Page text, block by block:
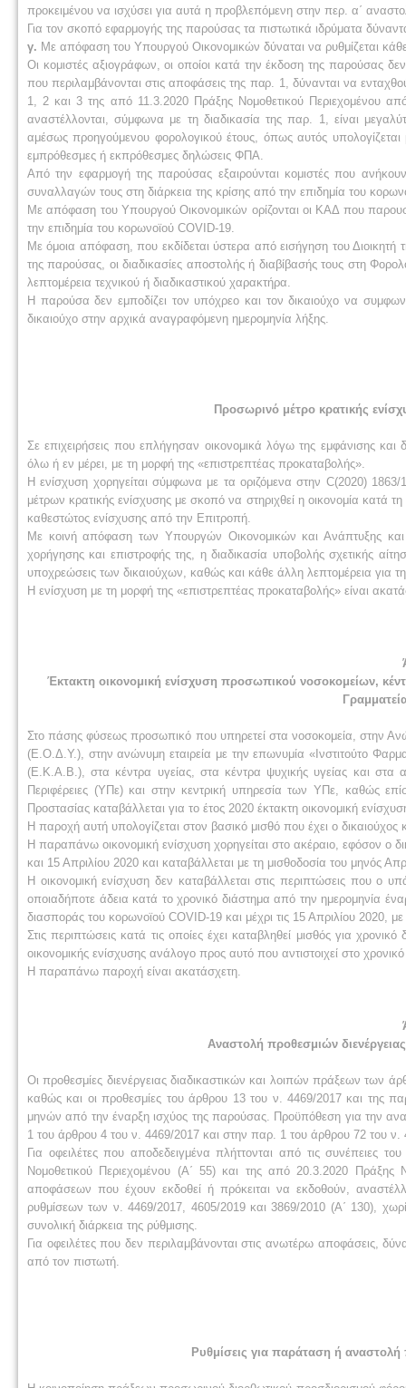
προκειμένου να ισχύσει για αυτά η προβλεπόμενη στην περ. α΄
Για τον σκοπό εφαρμογής της παρούσας τα πιστωτικά ιδρύματα
γ. Με απόφαση του Υπουργού Οικονομικών δύναται να ρυθμίζεται
Οι κομιστές αξιογράφων, οι οποίοι κατά την έκδοση της παρούσας
που περιλαμβάνονται στις αποφάσεις της παρ. 1, δύνανται να
1, 2 και 3 της από 11.3.2020 Πράξης Νομοθετικού Περιεχομένου
αναστέλλονται, σύμφωνα με τη διαδικασία της παρ. 1, είναι
αμέσως προηγούμενου φορολογικού έτους, όπως αυτός υπολογίζεται
εμπρόθεσμες ή εκπρόθεσμες δηλώσεις ΦΠΑ.
Από την εφαρμογή της παρούσας εξαιρούνται κομιστές που
συναλλαγών τους στη διάρκεια της κρίσης από την επιδημία του
Με απόφαση του Υπουργού Οικονομικών ορίζονται οι ΚΑΔ που
την επιδημία του κορωνοϊού COVID-19.
Με όμοια απόφαση, που εκδίδεται ύστερα από εισήγηση του Διοικητή
της παρούσας, οι διαδικασίες αποστολής ή διαβίβασής τους στη
λεπτομέρεια τεχνικού ή διαδικαστικού χαρακτήρα.
Η παρούσα δεν εμποδίζει τον υπόχρεο και τον δικαιούχο να
δικαιούχο στην αρχικά αναγραφόμενη ημερομηνία λήξης.
Προσωρινό μέτρο κρατικής
Σε επιχειρήσεις που επλήγησαν οικονομικά λόγω της εμφάνισης
όλω ή εν μέρει, με τη μορφή της «επιστρεπτέας προκαταβολής».
Η ενίσχυση χορηγείται σύμφωνα με τα οριζόμενα στην C(2020)
μέτρων κρατικής ενίσχυσης με σκοπό να στηριχθεί η οικονομία κατά
καθεστώτος ενίσχυσης από την Επιτροπή.
Με κοινή απόφαση των Υπουργών Οικονομικών και Ανάπτυξης και
χορήγησης και επιστροφής της, η διαδικασία υποβολής σχετικής
υποχρεώσεις των δικαιούχων, καθώς και κάθε άλλη λεπτομέρεια για
Η ενίσχυση με τη μορφή της «επιστρεπτέας προκαταβολής» είναι
Έκτακτη οικονομική ενίσχυση προσωπικού νοσοκομείων,
Στο πάσης φύσεως προσωπικό που υπηρετεί στα νοσοκομεία, στην
(Ε.Ο.Δ.Υ.), στην ανώνυμη εταιρεία με την επωνυμία «Ινστιτούτο
(Ε.Κ.Α.Β.), στα κέντρα υγείας, στα κέντρα ψυχικής υγείας και στα
Περιφέρειες (ΥΠε) και στην κεντρική υπηρεσία των ΥΠε, καθώς
Προστασίας καταβάλλεται για το έτος 2020 έκτακτη οικονομική
Η παροχή αυτή υπολογίζεται στον βασικό μισθό που έχει ο
Η παραπάνω οικονομική ενίσχυση χορηγείται στο ακέραιο, εφόσον ο
και 15 Απριλίου 2020 και καταβάλλεται με τη μισθοδοσία του μηνός
Η οικονομική ενίσχυση δεν καταβάλλεται στις περιπτώσεις που ο
οποιαδήποτε άδεια κατά το χρονικό διάστημα από την ημερομηνία
διασποράς του κορωνοϊού COVID-19 και μέχρι τις 15 Απριλίου 2020,
Στις περιπτώσεις κατά τις οποίες έχει καταβληθεί μισθός για
οικονομικής ενίσχυσης ανάλογο προς αυτό που αντιστοιχεί στο
Η παραπάνω παροχή είναι ακατάσχετη.
Αναστολή προθεσμιών
Οι προθεσμίες διενέργειας διαδικαστικών και λοιπών πράξεων
καθώς και οι προθεσμίες του άρθρου 13 του ν. 4469/2017 και της
μηνών από την έναρξη ισχύος της παρούσας. Προϋπόθεση για την
1 του άρθρου 4 του ν. 4469/2017 και στην παρ. 1 του άρθρου 72 του ν.
Για οφειλέτες που αποδεδειγμένα πλήττονται από τις συνέπειες
Νομοθετικού Περιεχομένου (Α΄ 55) και της από 20.3.2020 Πράξης
αποφάσεων που έχουν εκδοθεί ή πρόκειται να εκδοθούν,
ρυθμίσεων των ν. 4469/2017, 4605/2019 και 3869/2010 (Α΄ 130),
συνολική διάρκεια της ρύθμισης.
Για οφειλέτες που δεν περιλαμβάνονται στις ανωτέρω αποφάσεις,
από τον πιστωτή.
Ρυθμίσεις για παράταση ή